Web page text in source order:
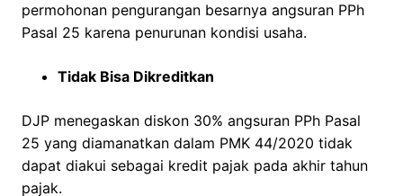
permohonan pengurangan besarnya angsuran PPh
Pasal 25 karena penurunan kondisi usaha.
Tidak Bisa Dikreditkan
DJP menegaskan diskon 30% angsuran PPh Pasal
25 yang diamanatkan dalam PMK 44/2020 tidak
dapat diakui sebagai kredit pajak pada akhir tahun
pajak.